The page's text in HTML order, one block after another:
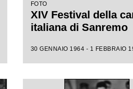
FOTO
XIV Festival della
italiana di Sanremo
30 GENNAIO 1964 - 1 FEBBRAIO